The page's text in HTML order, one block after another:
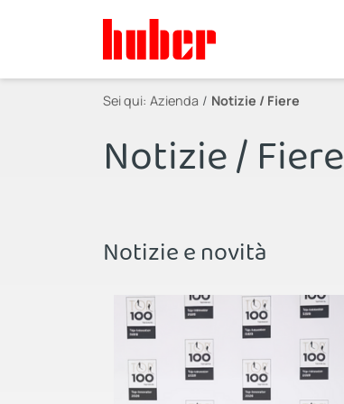
Sei qui: Azienda Notizie / Fiere
Notizie / Fiere
Notizie e novità